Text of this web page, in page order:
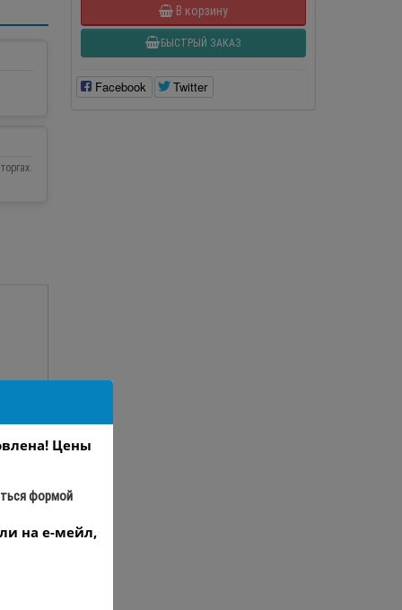
В корзину
БЫСТРЫЙ ЗАКАЗ
Facebook Twitter
Цены
формой
на е-мейл,